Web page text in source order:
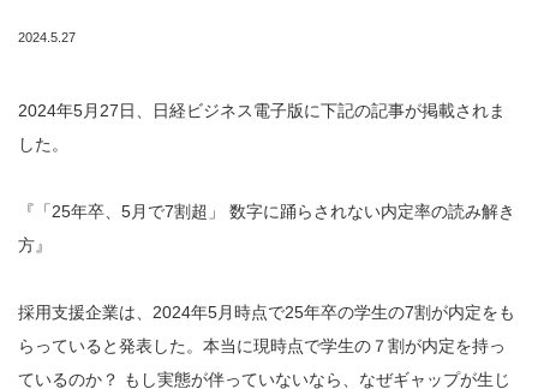
2024.5.27
2024年5月27日、日経ビジネス電子版に下記の記事が掲載されま
した。
『「25年卒、5月で7割超」 数字に踊らされない内定率の読み解き
方』
採用支援企業は、2024年5月時点で25年卒の学生の7割が内定をも
らっていると発表した。本当に現時点で学生の７割が内定を持っ
ているのか？ もし実態が伴っていないなら、なぜギャップが生じ